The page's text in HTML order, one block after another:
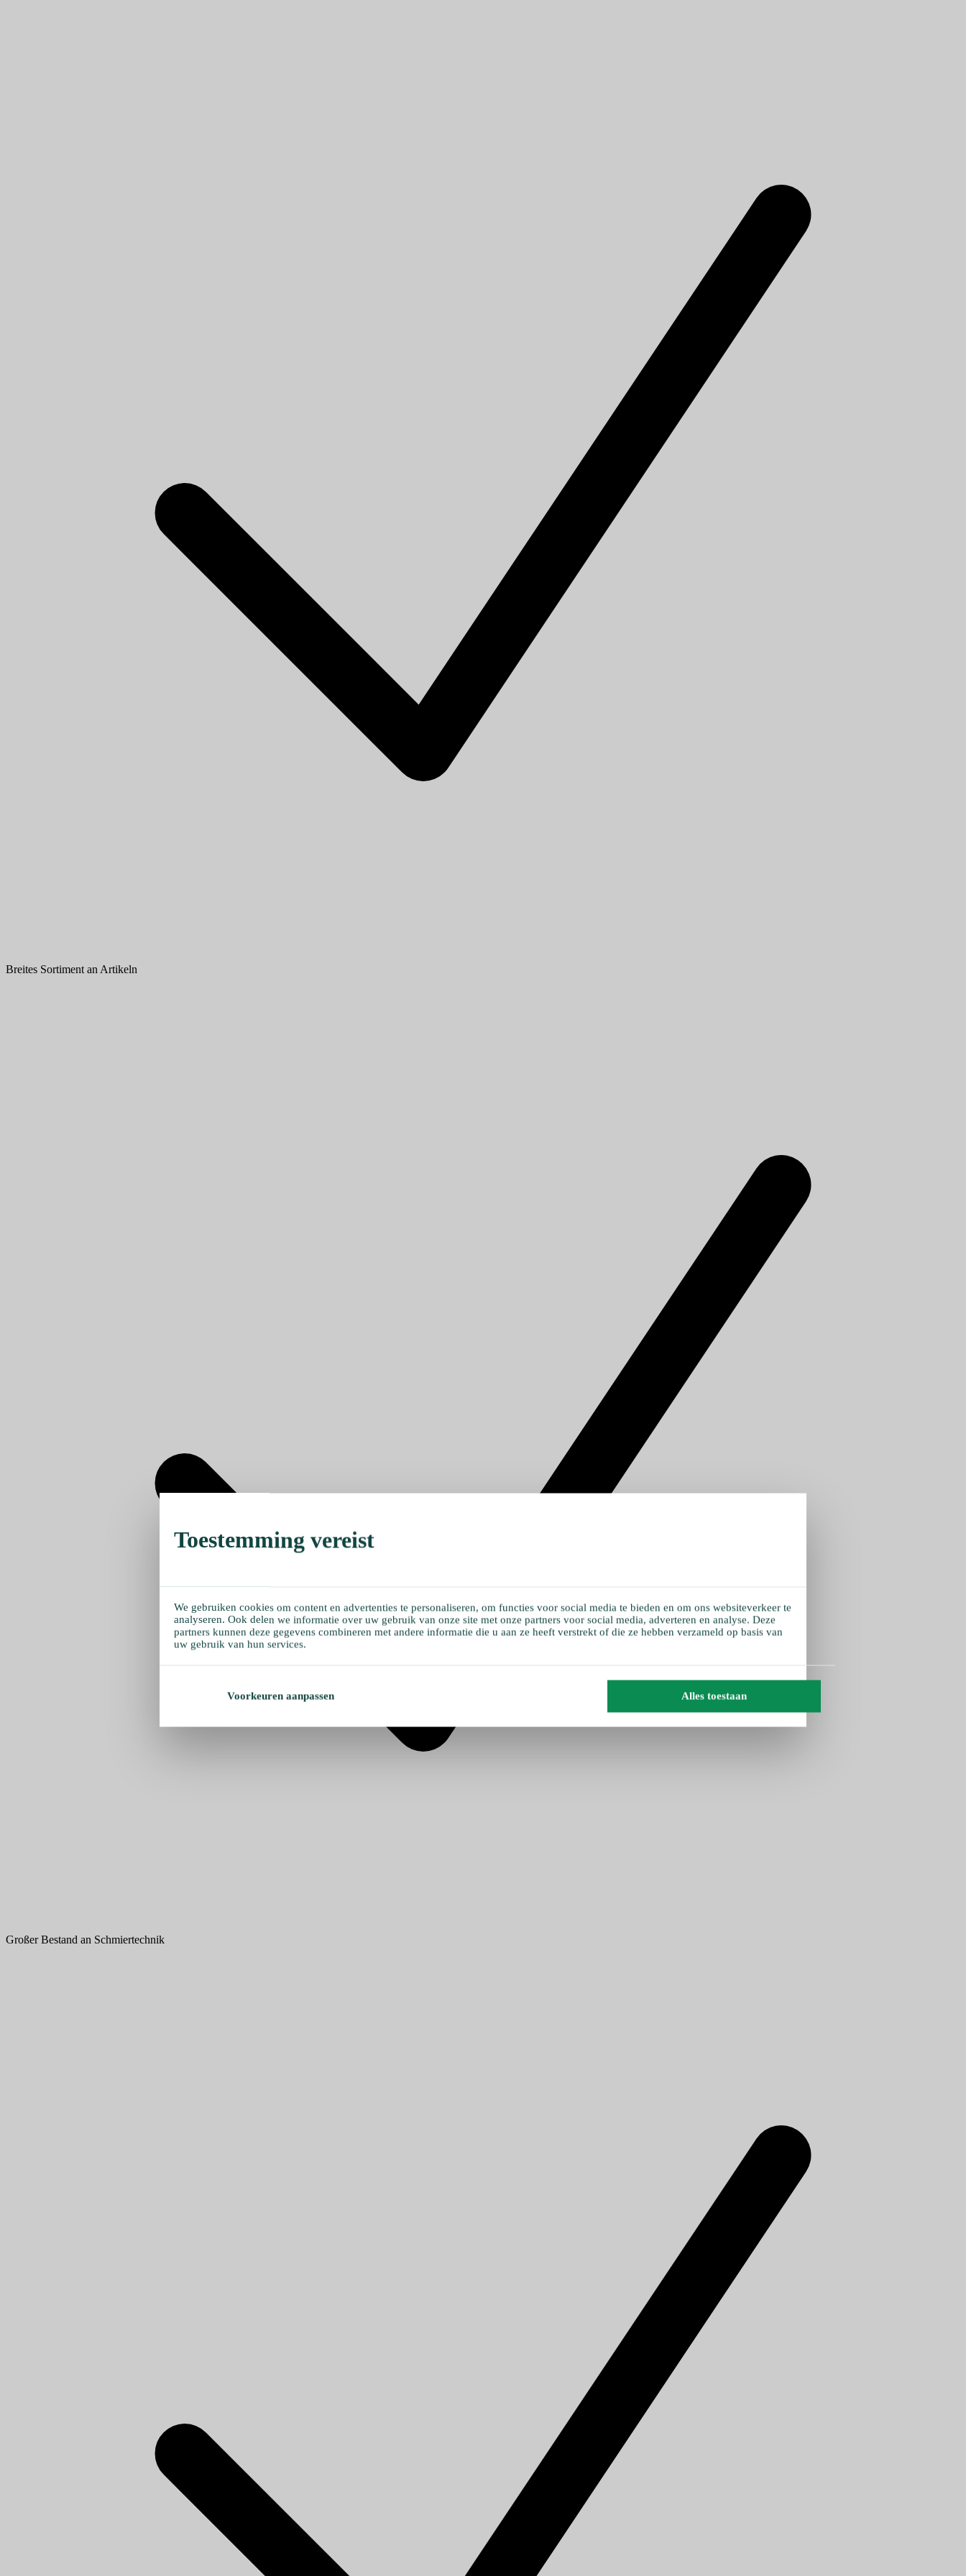
Breites Sortiment an Artikeln
Großer Bestand an Schmiertechnik
Toestemming vereist
We gebruiken cookies om content en advertenties te personaliseren, om functies voor social media te bieden en om ons websiteverkeer te
analyseren. Ook delen we informatie over uw gebruik van onze site met onze partners voor social media, adverteren en analyse. Deze
partners kunnen deze gegevens combineren met andere informatie die u aan ze heeft verstrekt of die ze hebben verzameld op basis van
uw gebruik van hun services.
Voorkeuren aanpassen Alles toestaan